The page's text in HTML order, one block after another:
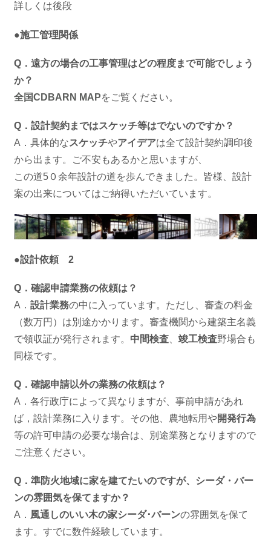
詳しくは後段
●施工管理関係
Q．遠方の場合の工事管理はどの程度まで可能でしょう
か？
全国CDBARN MAPをご覧ください。
Q．設計契約まではスケッチ等はでないのですか？
A．具体的なスケッチやアイデアは全て設計契約調印後
から出ます。ご不安もあるかと思いますが、
この道5０余年設計の道を歩んできました。皆様、設計
案の出来についてはご納得いただいています。
●設計依頼 2
Q．確認申請業務の依頼は？
A． 設計業務の中に入っています。ただし、審査の料金
（数万円）は別途かかります。審査機関から建築主名義
で領収証が発行されます。 中間検査 竣工検査野場合も
同様です。
Q．確認申請以外の業務の依頼は？
A．各行政庁によって異なりますが、事前申請があれ
ば，設計業務に入ります。その他、農地転用や開発行為
等の許可申請の必要な場合は、別途業務となりますので
ご注意ください。
Q．準防火地域に家を建てたいのですが、シーダ・バー
ンの雰囲気を保てますか？
A． 風通しのいい木の家シーダ･バーンの雰囲気を保て
ます。すでに数件経験しています。